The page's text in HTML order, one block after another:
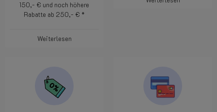
150,- € und noch höhere
Rabatte ab 250,- € *
Weiterlesen